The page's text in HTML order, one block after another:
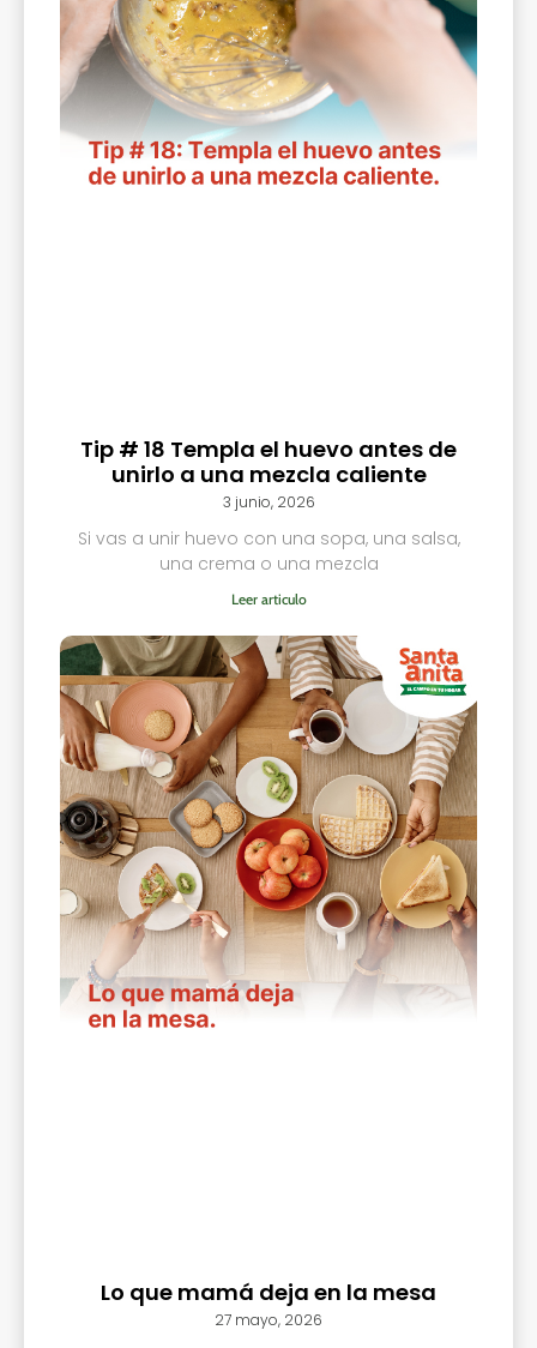
Tip # 18 Templa el huevo antes de
unirlo a una mezcla caliente
3 junio, 2026
Si vas a unir huevo con una sopa, una salsa,
una crema o una mezcla
Leer articulo
Lo que mamá deja en la mesa
27 mayo, 2026